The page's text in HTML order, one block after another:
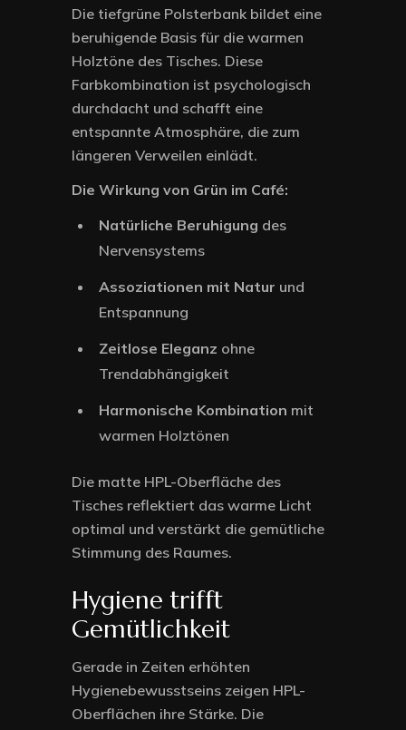
Die tiefgrüne Polsterbank bildet eine
beruhigende Basis für die warmen
Holztöne des Tisches. Diese
Farbkombination ist psychologisch
durchdacht und schafft eine
entspannte Atmosphäre, die zum
längeren Verweilen einlädt.
Die Wirkung von Grün im Café:
Natürliche Beruhigung des
Nervensystems
Assoziationen mit Natur und
Entspannung
Zeitlose Eleganz ohne
Trendabhängigkeit
Harmonische Kombination mit
warmen Holztönen
Die matte HPL-Oberfläche des
Tisches reflektiert das warme Licht
optimal und verstärkt die gemütliche
Stimmung des Raumes.
Hygiene trifft
Gemütlichkeit
Gerade in Zeiten erhöhten
Hygienebewusstseins zeigen HPL-
Oberflächen ihre Stärke. Die